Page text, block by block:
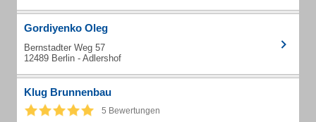
Gordiyenko Oleg
Bernstadter Weg 57
12489 Berlin - Adlershof
Klug Brunnenbau
5 Bewertungen